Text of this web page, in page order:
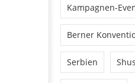
Kampagnen-
Berner
Serbien